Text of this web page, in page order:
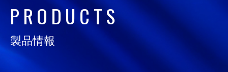
SUSTAINABILITY
PRO DUCTS
製品情報